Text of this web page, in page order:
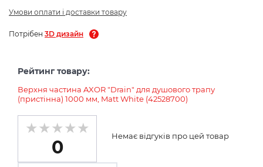
Умови оплати і доставки товару
Потрібен 3D дизайн
Рейтинг товару:
Верхня частина AXOR "Drain" для душового трапу
(пристінна) 1000 мм, Matt White (42528700)
0
Немає відгуків про цей товар